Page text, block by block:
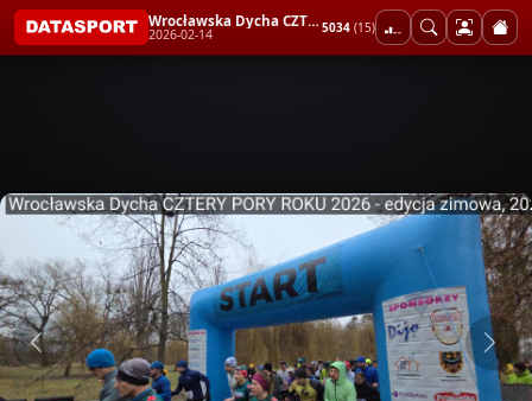
Wrocławska Dycha CZTERY PORY ROKU 2026 - edycja zimowa
2026-02-14 5034 (15)